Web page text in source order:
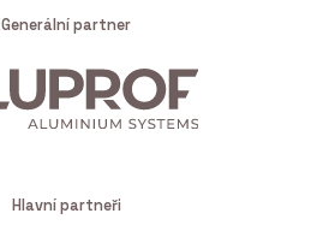
Generální partner
Hlavní partneři